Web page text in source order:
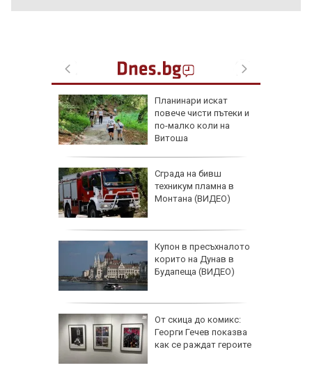
Планинари искат
повече чисти пътеки и
по-малко коли на
Витоша
Сграда на бивш
техникум пламна в
Монтана (ВИДЕО)
Купон в пресъхналото
корито на Дунав в
Будапеща (ВИДЕО)
От скица до комикс:
Георги Гечев показва
как се раждат героите